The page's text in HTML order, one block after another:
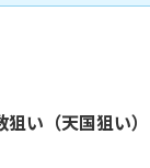
狙い （天国狙い）